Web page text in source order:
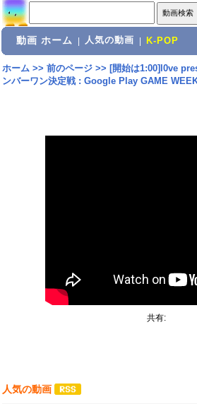
動画 ホーム 人気の動画 K-POP
ホーム>> 前のページ>> [開始は1:00]l0ve
ンバーワン決定戦 : Google Play GAME
共有:
人気の動画